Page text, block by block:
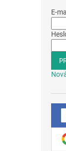
E-